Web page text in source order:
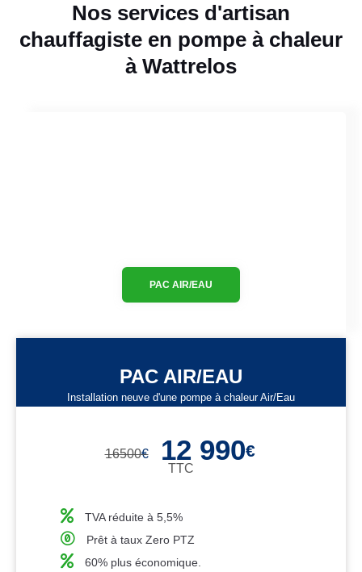
Nos services d'artisan
chauffagiste en pompe à chaleur
à Wattrelos
PAC AIR/EAU
PAC AIR/EAU
Installation neuve d'une pompe à chaleur Air/Eau
16500€ 12 990€
TTC
TVA réduite à 5,5%
Prêt à taux Zero PTZ
60% plus économique.